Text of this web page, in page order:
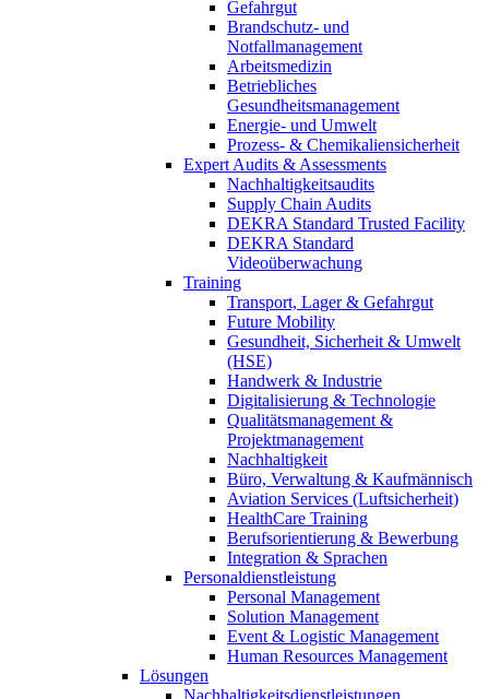
Gefahrgut
Brandschutz- und
Notfallmanagement
Arbeitsmedizin
Betriebliches
Gesundheitsmanagement
Energie- und Umwelt
Prozess- & Chemikaliensicherheit
Expert Audits & Assessments
Nachhaltigkeitsaudits
Supply Chain Audits
DEKRA Standard Trusted Facility
DEKRA Standard
Videoüberwachung
Training
Transport, Lager & Gefahrgut
Future Mobility
Gesundheit, Sicherheit & Umwelt
(HSE)
Handwerk & Industrie
Digitalisierung & Technologie
Qualitätsmanagement &
Projektmanagement
Nachhaltigkeit
Büro, Verwaltung & Kaufmännisch
Aviation Services (Luftsicherheit)
HealthCare Training
Berufsorientierung & Bewerbung
Integration & Sprachen
Personaldienstleistung
Personal Management
Solution Management
Event & Logistic Management
Human Resources Management
Lösungen
Nachhaltigkeitsdienstleistungen